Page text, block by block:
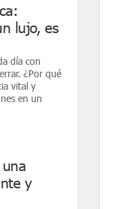
lujo, es
día con
¿Por qué
vital y
en un
y